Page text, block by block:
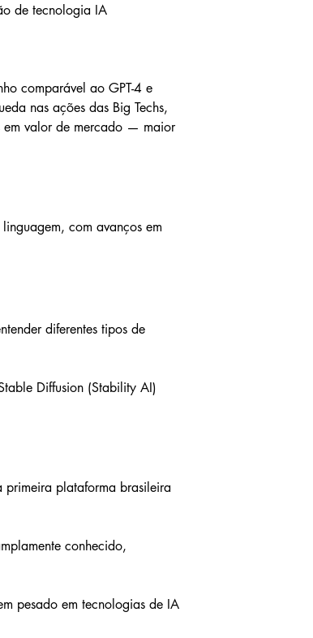
de tecnologia IA
comparável ao GPT-4 e
nas ações das Big Techs,
em valor de mercado — maior
com avanços em
diferentes tipos de
Diffusion (Stability AI)
primeira plataforma brasileira
conhecido,
pesado em tecnologias de IA